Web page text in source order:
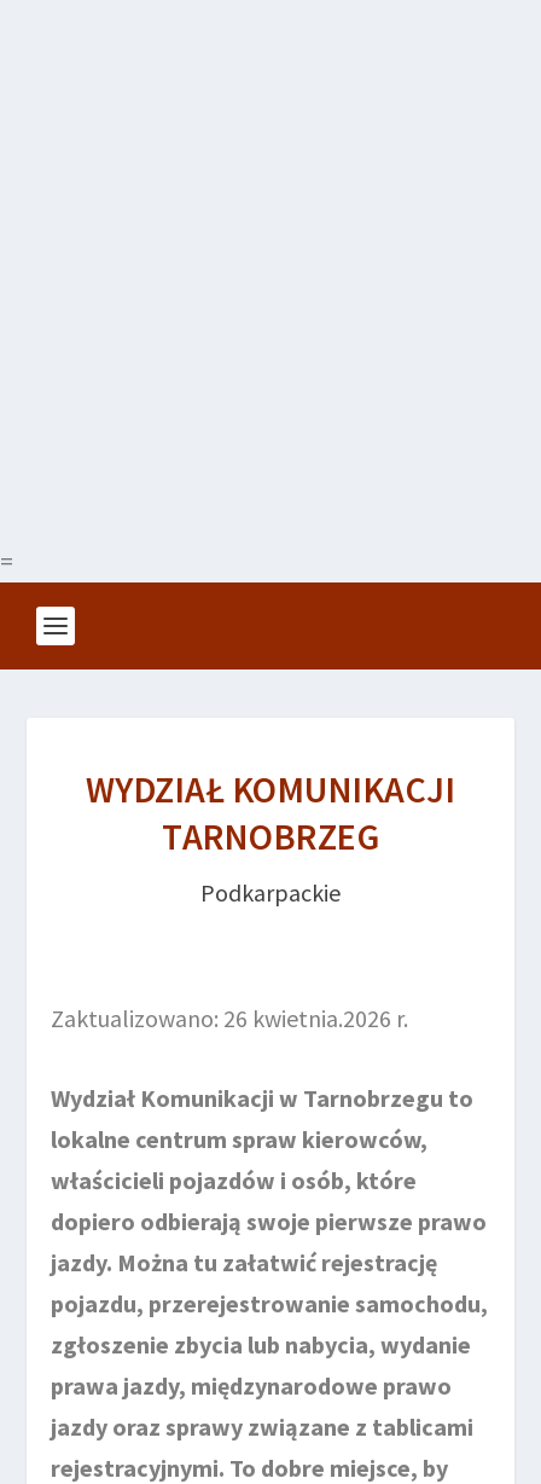
=
WYDZIAŁ KOMUNIKACJI
TARNOBRZEG
Podkarpackie
Zaktualizowano: 26 kwietnia.2026 r.
Wydział Komunikacji w Tarnobrzegu to
lokalne centrum spraw kierowców,
właścicieli pojazdów i osób, które
dopiero odbierają swoje pierwsze prawo
jazdy. Można tu załatwić rejestrację
pojazdu, przerejestrowanie samochodu,
zgłoszenie zbycia lub nabycia, wydanie
prawa jazdy, międzynarodowe prawo
jazdy oraz sprawy związane z tablicami
rejestracyjnymi. To dobre miejsce, by